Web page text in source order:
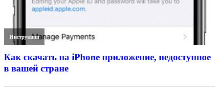
Инструкции
Как скачать на iPhone приложение, недоступное
в вашей стране